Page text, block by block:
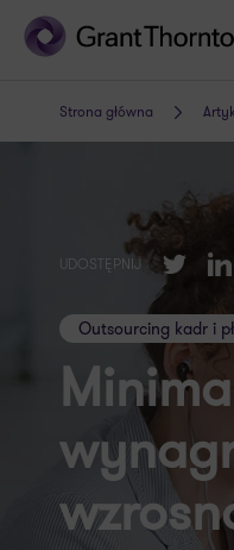
Strona główna
UDOSTĘPNIJ Twitter
Outsourcing kadr i